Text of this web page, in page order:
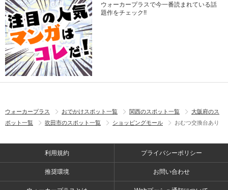
ウォーカープラスで今一番読まれている話
題作をチェック!!
ウォーカープラス おでかけスポット一覧 関西のスポット一覧
大阪府のス
ポット一覧
吹田市のスポット一覧 ショッピングモール おむつ交換台あり
利用規約 プライバシーポリシー
推奨環境 お問い合わせ